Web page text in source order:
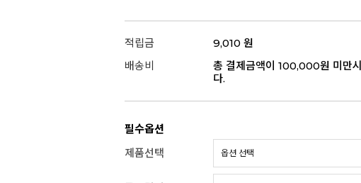
적립금
9,010 원
배송비
총 결제금액이 100,000원 미만
다.
필수옵션
제품선택